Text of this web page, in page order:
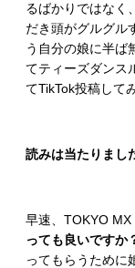
るばかりではなく
だき頭がグルグル
う自分の娘に半ば
てティーズダンス
てTikTok投稿して
読みは当たりまし
早速、TOKYO MX
っても良いですか
ってもらうために